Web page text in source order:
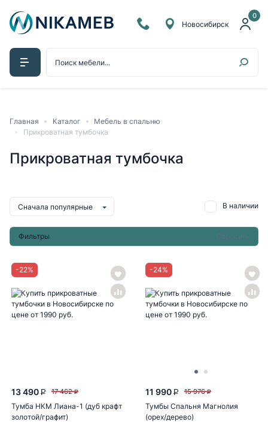
0
Новосибирск
Главная Каталог
Мебель в спальню
Прикроватная тумбочка
Прикроватная тумбочка
Сначала популярные В наличии
Фильтры Сбросить
-22%
13 490 P 17 462 P
Тумба НКМ Лиана-1 (дуб крафт
золотой/графит)
-24%
11 990 P 15 976 P
Тумбы Спальня Магнолия
(орех/дерево)